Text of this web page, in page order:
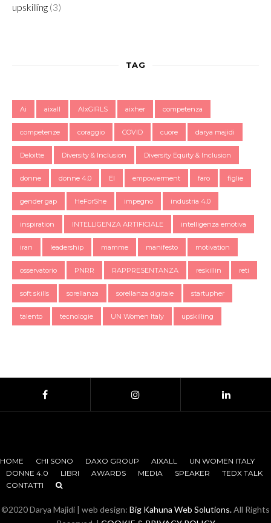
upskilling (3)
TAG
Ai aixall AIxGIRLS aixher competenza
competenze coraggio COVID cuore darya majidi
Deloitte Diversity & Inclusion Diversity Equity & Inclusion
donne donne 4.0 EI empowerment faro figlie
gender gap HeForShe impegno industria 4.0
inspiration INTELLIGENZA ARTIFICIALE intelligenza emotiva
iran leadership mamme manifesto motivation
osservatorio PNRR RAPPRESENTANZA reskillin reti
soft skills sorellanza sorellanza digitale startupher
talento tecnologie UN Women Italy upskilling
HOME CHI SONO DAXO GROUP AIXALL
UN WOMEN ITALY
DONNE 4.0
LIBRI AWARDS MEDIA SPEAKER
TEDX TALK
CONTATTI
©2020 Darya Majidi | web design: Big Kahuna Web Solutions.All Rights